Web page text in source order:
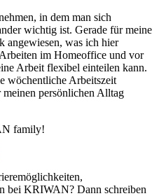
in dem man sich
wichtig ist. Gerade für meine
angewiesen, was ich hier
im Homeoffice und vor
Arbeit flexibel einteilen kann.
wöchentliche Arbeitszeit
persönlichen Alltag
family!
bei KRIWAN? Dann schreiben